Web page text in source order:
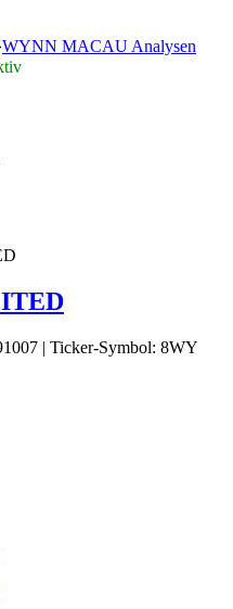
WYNN MACAU Analysen
| Ticker-Symbol: 8WY